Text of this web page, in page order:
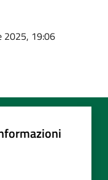
2025, 19:06